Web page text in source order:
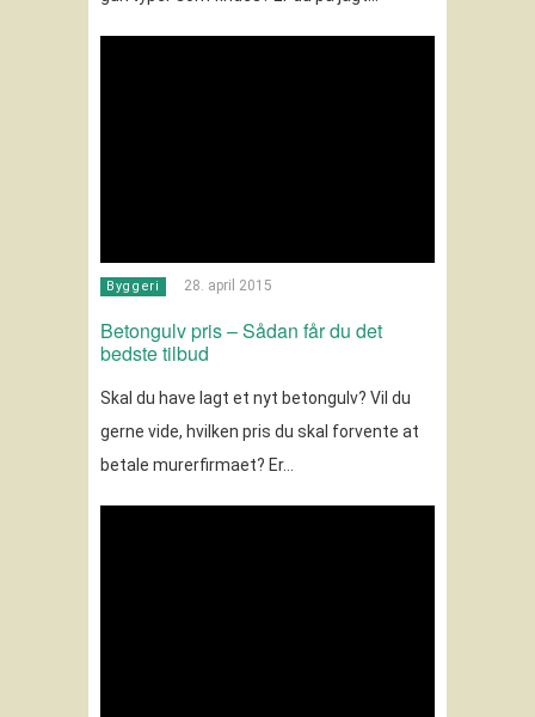
Byggeri 28. april 2015
Betongulv pris – Sådan får du det
bedste tilbud
Skal du have lagt et nyt betongulv? Vil du
gerne vide, hvilken pris du skal forvente at
betale murerfirmaet? Er…